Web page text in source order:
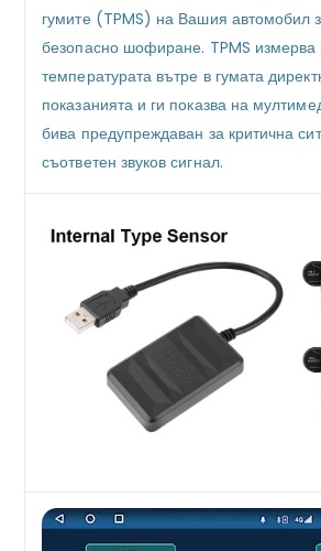
гумите (TPMS) на Вашия автомобил
безопасно шофиране. TPMS измерва
температурата вътре в гумата
показанията и ги показва на
бива предупреждаван за критична
съответен звуков сигнал.